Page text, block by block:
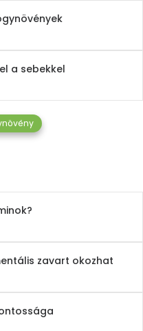
a sebekkel
zavart okozhat